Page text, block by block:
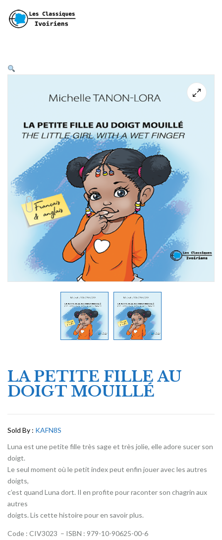
LA PETITE FILLE AU
DOIGT MOUILLÉ
Sold By : KAFN8S
Luna est une petite fille très sage et très jolie, elle adore sucer son
doigt.
Le seul moment où le petit index peut enfin jouer avec les autres
doigts,
c’est quand Luna dort. Il en profite pour raconter son chagrin aux
autres
doigts. Lis cette histoire pour en savoir plus.
Code : CIV3023 – ISBN : 979-10-90625-00-6